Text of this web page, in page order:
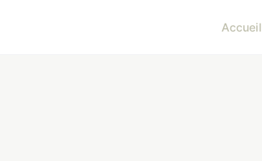
Accueil